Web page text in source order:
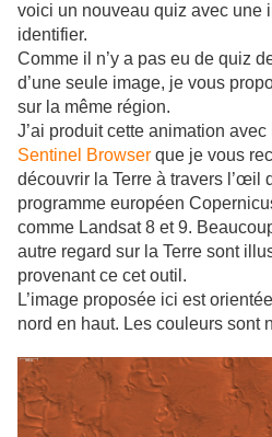
voici un nouveau quiz avec une
identifier.
Comme il n’y a pas eu de quiz
d’une seule image, je vous
sur la même région.
J’ai produit cette animation avec
Sentinel Browser que je vous
découvrir la Terre à travers l’œil
programme européen
comme Landsat 8 et 9.
autre regard sur la Terre sont
provenant ce cet outil.
L’image proposée ici est
nord en haut. Les couleurs sont